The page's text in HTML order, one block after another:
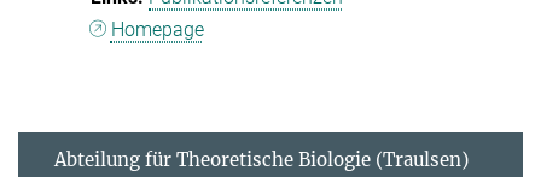
Homepage
Abteilung für Theoretische Biologie (Traulsen)